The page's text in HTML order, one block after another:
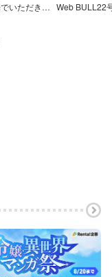
野球場でいただきます【分冊版】 Web BULL22